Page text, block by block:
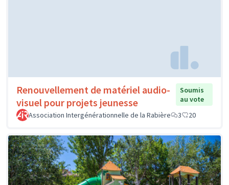
Renouvellement de matériel audio-
visuel pour projets jeunesse
Soumis
au vote
Association Intergénérationnelle de la Rabière
3 20